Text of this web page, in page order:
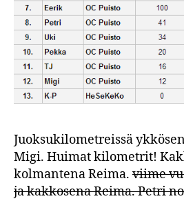
Juoksukilometreissä
Migi. Huimat kilometrit!
kolmantena Reima. viime
ja kakkosena Reima. Petri